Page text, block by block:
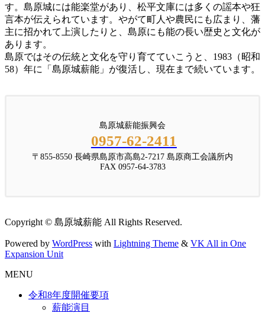
す。島原城には能楽堂があり、松平文庫には多くの謡本や狂
言本が伝えられています。やがて町人や農民にも広まり、藩
主に招かれて上演したりと、島原にも能の長い歴史と文化が
あります。
島原ではその伝統と文化を守り育てていこうと、1983（昭和
58）年に「島原城薪能」が復活し、現在まで続いています。
島原城薪能振興会
0957-62-2411
〒855-8550 長崎県島原市高島2-7217 島原商工会議所内
FAX 0957-64-3783
Copyright © 島原城薪能 All Rights Reserved.
Powered by WordPress with Lightning Theme & VK All in One
Expansion Unit
MENU
令和8年度開催要項
薪能演目